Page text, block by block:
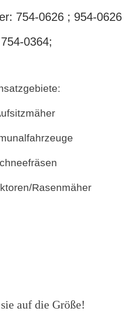
754-0626 ; 954-0626
0364;
Rasenmäher
auf die Größe!